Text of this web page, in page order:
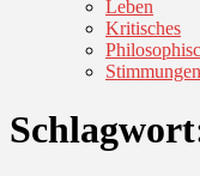
Leben
Kritisches
Stimmungen